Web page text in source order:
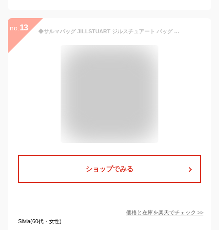
no. 13 ◆サルマバッグ JILLSTUART ジルスチュアート バッグ その他のバッグ レッド ブラウン【送料無料】[Rakuten Fashion]
ショップでみる
価格と在庫を楽天でチェック >>
Silvia(60代・女性)